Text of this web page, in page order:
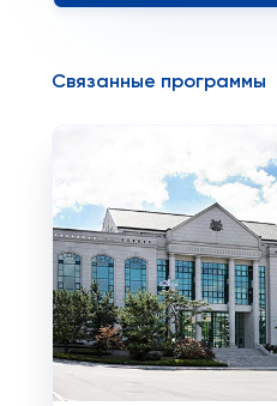
Связанные программы